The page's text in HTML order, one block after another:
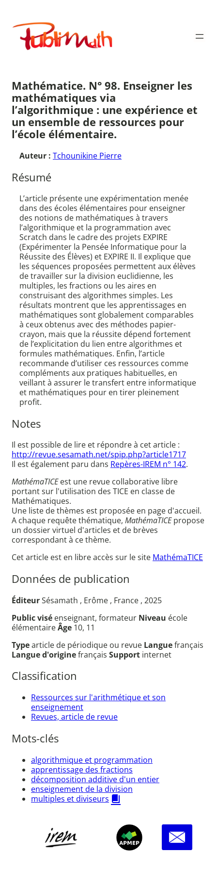
contenu
Publimath
Mathématice. N° 98. Enseigner les
mathématiques via
l’algorithmique : une expérience et
un ensemble de ressources pour
l’école élémentaire.
Auteur : Tchounikine Pierre
Résumé
L’article présente une expérimentation menée
dans des écoles élémentaires pour enseigner
des notions de mathématiques à travers
l’algorithmique et la programmation avec
Scratch dans le cadre des projets EXPIRE
(Expérimenter la Pensée Informatique pour la
Réussite des Élèves) et EXPIRE II. Il explique que
les séquences proposées permettent aux élèves
de travailler sur la division euclidienne, les
multiples, les fractions ou les aires en
construisant des algorithmes simples. Les
résultats montrent que les apprentissages en
mathématiques sont globalement comparables
à ceux obtenus avec des méthodes papier-
crayon, mais que la réussite dépend fortement
de l’explicitation du lien entre algorithmes et
formules mathématiques. Enfin, l’article
recommande d’utiliser ces ressources comme
compléments aux pratiques habituelles, en
veillant à assurer le transfert entre informatique
et mathématiques pour en tirer pleinement
profit.
Notes
Il est possible de lire et répondre à cet article :
http://revue.sesamath.net/spip.php?article1717
Il est également paru dans Repères-IREM n° 142.
MathémaTICEest une revue collaborative libre
portant sur l'utilisation des TICE en classe de
Mathématiques.
Une liste de thèmes est proposée en page d'accueil.
A chaque requête thématique, MathémaTICEpropose
un dossier virtuel d'articles et de brèves
correspondant à ce thème.
Cet article est en libre accès sur le site MathémaTICE
Données de publication
ÉditeurSésamath , Erôme , France , 2025
Public visé enseignant, formateur Niveau école
élémentaireÂge 10, 11
Typearticle de périodique ou revue Languefrançais
Langue d'originefrançais Support internet
Classification
Ressources sur l'arithmétique et son
enseignement
Revues, article de revue
Mots-clés
algorithmique et programmation
apprentissage des fractions
décomposition additive d'un entier
enseignement de la division
multiples et diviseurs